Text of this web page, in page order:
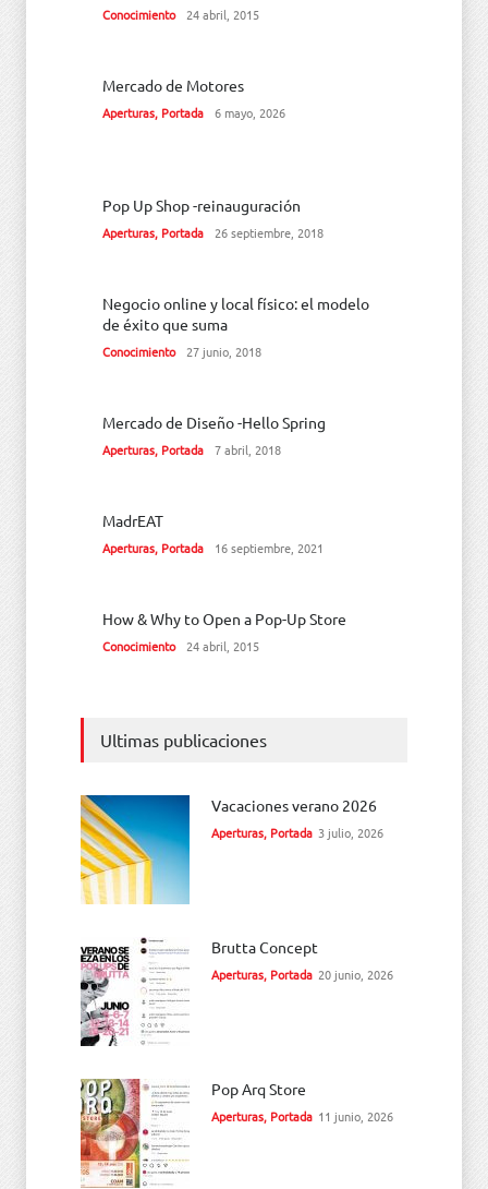
Conocimiento 24 abril, 2015
Mercado de Motores
Aperturas, Portada 6 mayo, 2026
Pop Up Shop -reinauguración
Aperturas, Portada 26 septiembre, 2018
Negocio online y local físico: el modelo
de éxito que suma
Conocimiento 27 junio, 2018
Mercado de Diseño -Hello Spring
Aperturas, Portada 7 abril, 2018
MadrEAT
Aperturas, Portada 16 septiembre, 2021
How & Why to Open a Pop-Up Store
Conocimiento 24 abril, 2015
Ultimas publicaciones
Vacaciones verano 2026
Aperturas, Portada 3 julio, 2026
Brutta Concept
Aperturas, Portada 20 junio, 2026
Pop Arq Store
Aperturas, Portada 11 junio, 2026